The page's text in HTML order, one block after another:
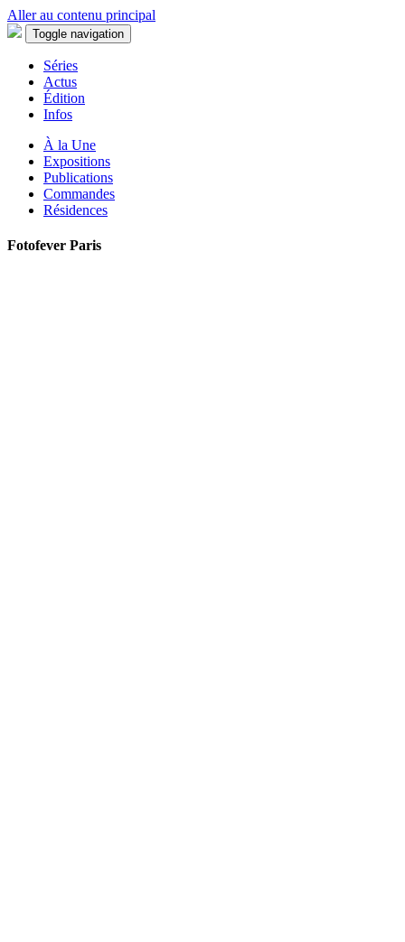
Aller au contenu principal
Toggle navigation
Séries
Actus
Édition
Infos
À la Une
Expositions
Publications
Commandes
Résidences
Fotofever Paris